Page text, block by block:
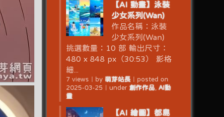
【AI 動畫】泳裝
少女系列(Wan)
作品名稱：泳裝
少女系列(Wan)
挑選數量：10 部 輸出尺寸：
480 x 848 px（30:53） 影格
細...
7 views by 萌芽站長｜ posted on
2025-03-25
under 創作作品, AI動
畫
【AI 繪圖】都島